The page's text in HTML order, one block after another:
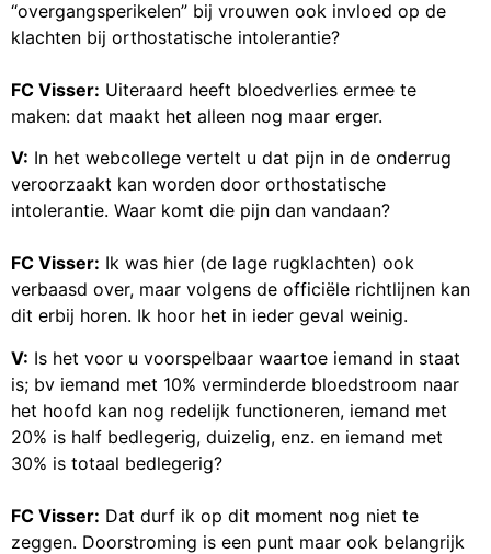
“overgangsperikelen” bij vrouwen ook invloed op de
klachten bij orthostatische intolerantie?
FC Visser: Uiteraard heeft bloedverlies ermee te
maken: dat maakt het alleen nog maar erger.
V: In het webcollege vertelt u dat pijn in de onderrug
veroorzaakt kan worden door orthostatische
intolerantie. Waar komt die pijn dan vandaan?
FC Visser: Ik was hier (de lage rugklachten) ook
verbaasd over, maar volgens de officiële richtlijnen kan
dit erbij horen. Ik hoor het in ieder geval weinig.
V: Is het voor u voorspelbaar waartoe iemand in staat
is; bv iemand met 10% verminderde bloedstroom naar
het hoofd kan nog redelijk functioneren, iemand met
20% is half bedlegerig, duizelig, enz. en iemand met
30% is totaal bedlegerig?
FC Visser: Dat durf ik op dit moment nog niet te
zeggen. Doorstroming is een punt maar ook belangrijk